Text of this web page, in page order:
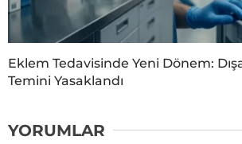
Eklem Tedavisinde Yeni Dönem:
Temini Yasaklandı
YORUMLAR